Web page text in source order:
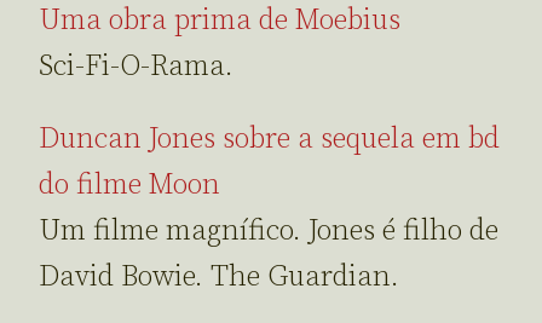
Uma obra prima de Moebius
Sci-Fi-O-Rama.
Duncan Jones sobre a sequela em bd
do filme Moon
Um filme magnífico. Jones é filho de
David Bowie. The Guardian.